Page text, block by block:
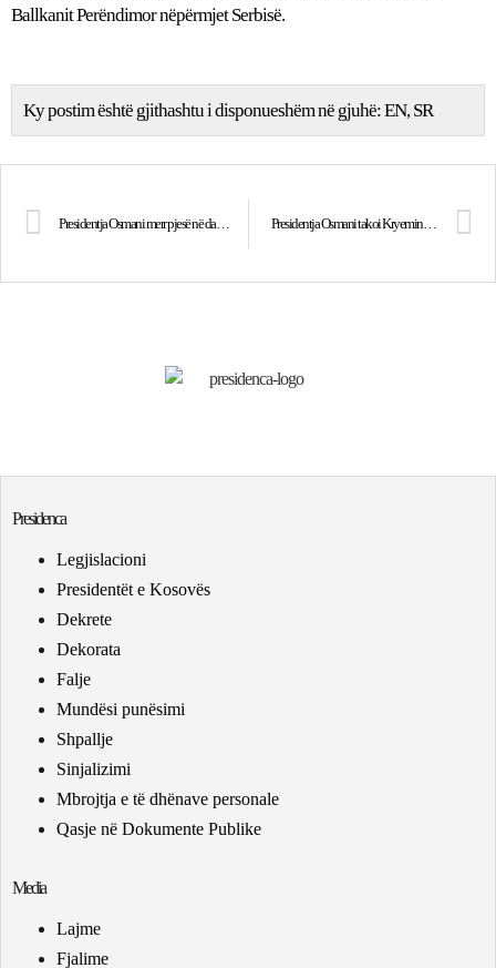
Ballkanit Perëndimor nëpërmjet Serbisë.
Ky postim është gjithashtu i disponueshëm në gjuhë:EN SR
Presidentja Osmani merr pjesë në darkën e organizuar nga Kryetarja e Dhomës së Përfaqësuesëve, Nancy Pelosi Presidentja Osmani takoi Kryeministren e Lituanisë, Ingrida Šimonytė
Presidenca
Legjislacioni
Presidentët e Kosovës
Dekrete
Dekorata
Falje
Mundësi punësimi
Shpallje
Sinjalizimi
Mbrojtja e të dhënave personale
Qasje në Dokumente Publike
Media
Lajme
Fjalime